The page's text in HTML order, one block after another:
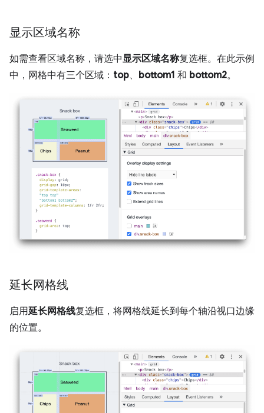
显示区域名称
如需查看区域名称，请选中显示区域名称复选框。在此示例
中，网格中有三个区域： top、 bottom1 和 bottom2。
延长网格线
启用延长网格线复选框，将网格线延长到每个轴沿视口边缘
的位置。